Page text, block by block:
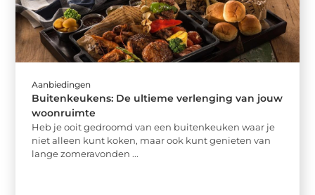
Aanbiedingen
Buitenkeukens: De ultieme verlenging van jouw
woonruimte
Heb je ooit gedroomd van een buitenkeuken waar je
niet alleen kunt koken, maar ook kunt genieten van
lange zomeravonden ...